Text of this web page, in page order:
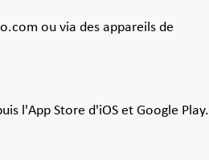
ou via des appareils de
l'App Store d'iOS et Google Play.